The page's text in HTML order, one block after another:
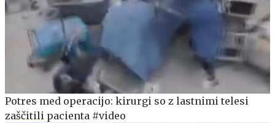
Potres med operacijo: kirurgi so z lastnimi telesi
zaščitili pacienta #video